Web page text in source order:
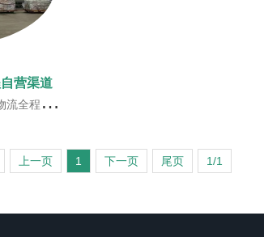
营渠道
班，近飞近派的方式，提高时效！
上一页 1 下一页 尾页 1/1